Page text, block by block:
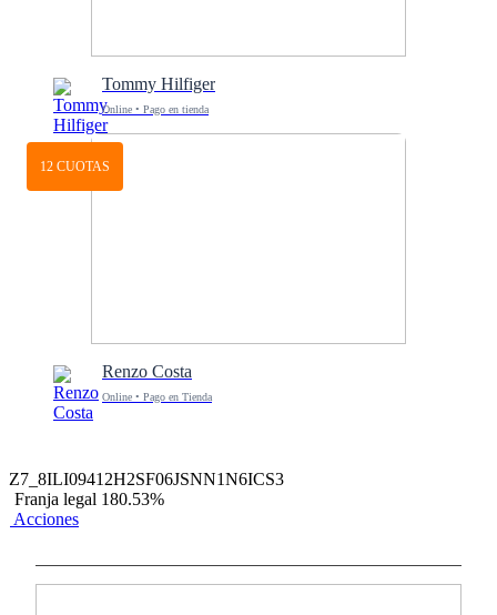
Tommy Hilfiger
Online • Pago en tienda
12 CUOTAS
Renzo Costa
Online • Pago en Tienda
Z7_8ILI09412H2SF06JSNN1N6ICS3
Franja legal 180.53%
Acciones